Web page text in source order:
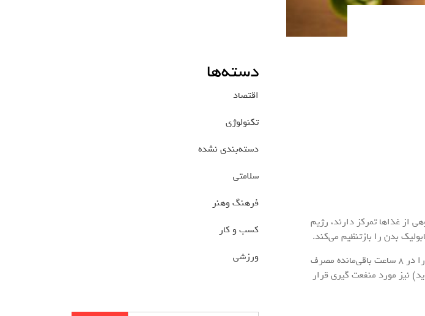
از غذاها تمرکز دارند، رژیم
بدن را بازتنظیم می‌کند.
در رایج‌ترین مدل فستینگ، فرد به زمان ۱۶ ساعت غذا نمی‌خورد و همه قولهای غذایی خود را در ۸ ساعت باقی‌مانده مصرف
روز تغذیه معمول + ۲ روز افت کالری شدید) نیز مورد منفعت گیری قرار
دسته‌ها
اقتصاد
تکنولوژی
دسته‌بندی نشده
سلامتی
فرهنگ وهنر
کسب و کار
ورزشی